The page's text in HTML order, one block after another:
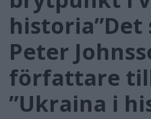
historia”Det
Peter
författare
”Ukraina i